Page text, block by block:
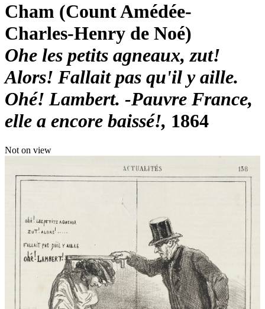
Cham (Count Amédée-
Charles-Henry de Noé)
Ohe les petits agneaux, zut!
Alors! Fallait pas qu'il y aille.
Ohé! Lambert. -Pauvre France,
elle a encore baissé! 1864
Not on view